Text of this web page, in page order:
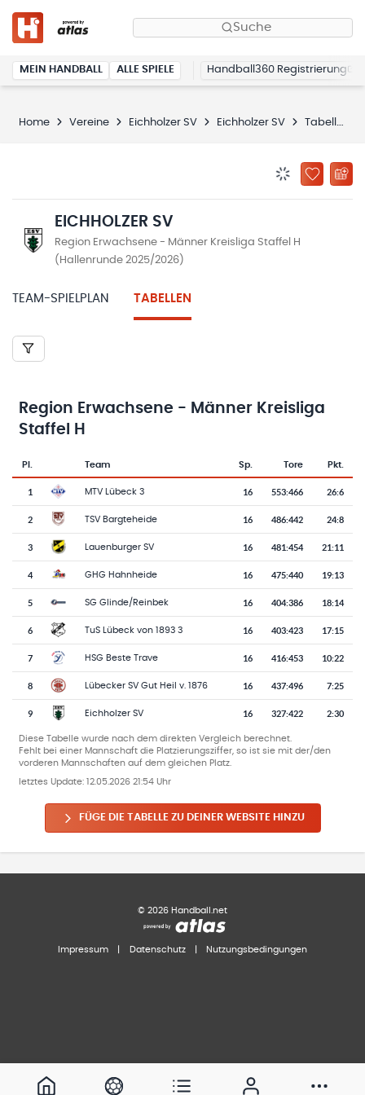
Suche
MEIN HANDBALL ALLE SPIELE Handball360 Registrierung
Home Vereine Eichholzer SV Eichholzer SV Tabellen
ZU
EICHHOLZER SV
Region Erwachsene - Männer Kreisliga Staffel H
(Hallenrunde 2025/2026)
TEAM-SPIELPLAN TABELLEN
Region Erwachsene - Männer Kreisliga
Staffel H
Tabelle mit Vereinsplatzierungen, Spielen, Toren und Punkten
Pl.
Team-Logo
Team Sp. Tore Pkt.
1 MTV Lübeck 3 16 553:466 26:6
2 TSV Bargteheide 16 486:442 24:8
3 Lauenburger SV 16 481:454 21:11
4 GHG Hahnheide 16 475:440 19:13
5 SG Glinde/Reinbek 16 404:386 18:14
6 TuS Lübeck von 1893 3 16 403:423 17:15
7 HSG Beste Trave 16 416:453 10:22
8 Lübecker SV Gut Heil v. 1876 16 437:496 7:25
9 Eichholzer SV 16 327:422 2:30
Diese Tabelle wurde nach dem direkten Vergleich berechnet.
Fehlt bei einer Mannschaft die Platzierungsziffer, so ist sie mit der/den
vorderen Mannschaften auf dem gleichen Platz.
letztes Update: 12.05.2026 21:54 Uhr
FÜGE DIE TABELLE ZU DEINER WEBSITE HINZU
© 2026 Handball.net
Impressum Datenschutz Nutzungsbedingungen